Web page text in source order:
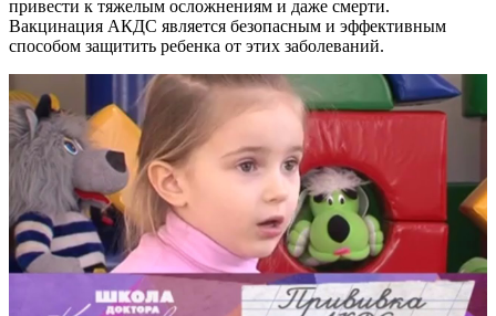
привести к тяжелым осложнениям и даже смерти.
Вакцинация АКДС является безопасным и эффективным
способом защитить ребенка от этих заболеваний.